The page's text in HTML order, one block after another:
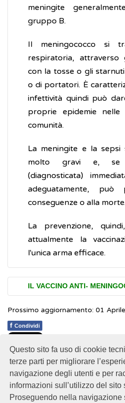
Questo sito fa uso di cookie
terze parti per migliorare
navigazione degli utenti e per
informazioni sull’utilizzo del sito
Proseguendo nella navigazione
meningite
gruppo B.
Il meningococco si
respiratoria, attraverso
con la tosse o gli
o di portatori. È
infettività quindi può
proprie epidemie
comunità.
La meningite e la sepsi
molto gravi e, se
(diagnosticata)
adeguatamente,
conseguenze o alla morte.
La prevenzione,
attualmente la
l'unica arma efficace.
IL VACCINO ANTI-
Attualmente esistono tre
meningococco:
dal
prevede schedule
per numero di dosi, a
inizio della
Prossimo aggiornamento: 01
f Condividi
1 1 1 1 1 Rating 1.00 (4 Votes)